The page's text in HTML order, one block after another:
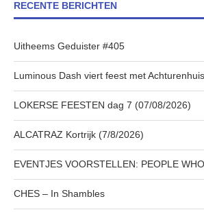
RECENTE BERICHTEN
Uitheems Geduister #405
Luminous Dash viert feest met
LOKERSE FEESTEN dag 7 (07/08/2026)
ALCATRAZ Kortrijk (7/8/2026)
EVENTJES VOORSTELLEN: PEOPLE
CHES – In Shambles